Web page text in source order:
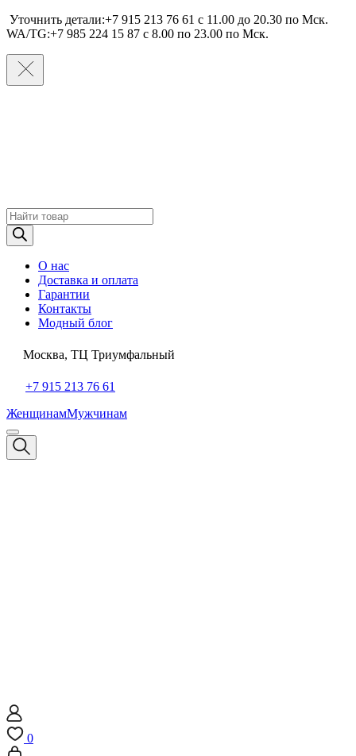
Уточнить детали:+7 915 213 76 61 c 11.00 до 20.30 по Мcк.
WA/TG:+7 985 224 15 87 c 8.00 по 23.00 по Мcк.
Поиск
товаров
О нас
Доставка и оплата
Гарантии
Контакты
Модный блог
Москва, ТЦ Триумфальный
+7 915 213 76 61
ЖенщинамМужчинам
0